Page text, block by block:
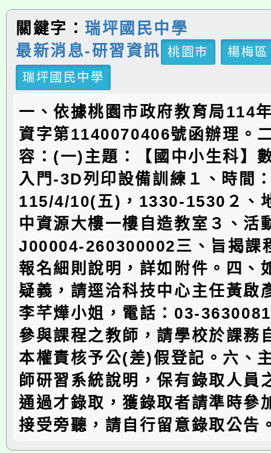
關鍵字： 瑞坪國民中學
最新消息-研習資訊
桃園市
楊梅區
瑞坪國民中學
一、依據桃園市政府教育局114
資字第1140070406號函辦理。
容：(一)主題：【國中小生科】
入門-3D列印設備訓練１、時間
115/4/10(五)，1330-1530２、
中資源大樓一樓自造教室３、活
J00004-260300002三、旨揭課
報名細則說明，詳如附件。四、
疑義，請逕洽科技中心主任黃啟
李芊燁小姐，電話：03-
參與課程之教師，請學校於課務
本權責核予公(差)假登記。六、
師研習系統說明，保有錄取人員
通過才錄取，獲錄取者請準時參
接受旁聽，請自行留意錄取公告